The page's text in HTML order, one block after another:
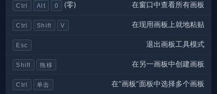
Ctrl Alt 0 (零) 在窗口中查看所有画板
Ctrl Shift V 在现用画板上就地粘贴
Esc 退出画板工具模式
Shift 拖移 在另一画板中创建画板
Ctrl 单击 在“画板”面板中选择多个画板